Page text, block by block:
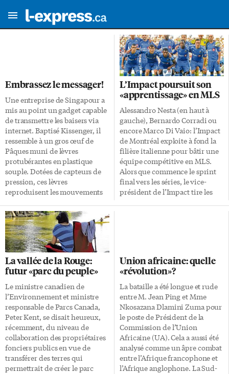
Embrassez le messager!
Une entreprise de Singapour a
mis au point un gadget capable
de transmettre les baisers via
internet. Baptisé Kissenger, il
ressemble à un gros œuf de
Pâques muni de lèvres
protubérantes en plastique
souple. Dotées de capteurs de
pression, ces lèvres
reproduisent les mouvements
L’inventeur du Kissenger
espère que son bidule
favorisera le rapprochement
entre les amoureux vivant à
distance. Quand un des
partenaires embrasse son
Kissenger, l’autre perçoit ce
bécot, en temps réel, en posant
son propre Kissenger sur sa
joue ou sur sa bouche.
Romantique, n’est-ce pas?
www.sciencepresse.qc.ca
L’Impact poursuit son
«apprentissage» en MLS
Alessandro Nesta (en haut à
gauche), Bernardo Corradi ou
encore Marco Di Vaio: l’Impact
de Montréal exploite à fond la
filière italienne pour bâtir une
équipe compétitive en MLS.
Alors que commence le sprint
final vers les séries, le vice-
président de l’Impact tire les
ne dit peut-être rien aux
amateurs de hockey, de baseball
ou de football (celui qui se joue
à la main), mais les partisans de
n’importe quelle équipe […]
La vallée de la Rouge:
futur «parc du peuple»
Le ministre canadien de
l’Environnement et ministre
responsable de Parcs Canada,
Peter Kent, se disait heureux,
récemment, du niveau de
collaboration des propriétaires
fonciers publics en vue de
transférer des terres qui
permettrait de créer le parc
Union africaine: quelle
«révolution»?
La bataille a été longue et rude
entre M. Jean Ping et Mme
Nkosazana Dlamini Zuma pour
le poste de Président de la
Commission de l’Union
Africaine (UA). Cela a aussi été
analysé comme un âpre combat
entre l’Afrique francophone et
l’Afrique anglophone. La Sud-